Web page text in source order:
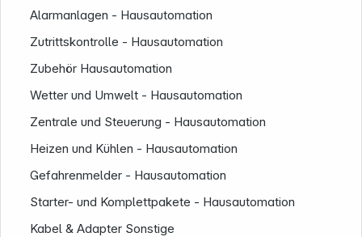
Alarmanlagen - Hausautomation
Zutrittskontrolle - Hausautomation
Zubehör Hausautomation
Wetter und Umwelt - Hausautomation
Zentrale und Steuerung - Hausautomation
Heizen und Kühlen - Hausautomation
Gefahrenmelder - Hausautomation
Starter- und Komplettpakete - Hausautomation
Kabel & Adapter Sonstige
Informationen